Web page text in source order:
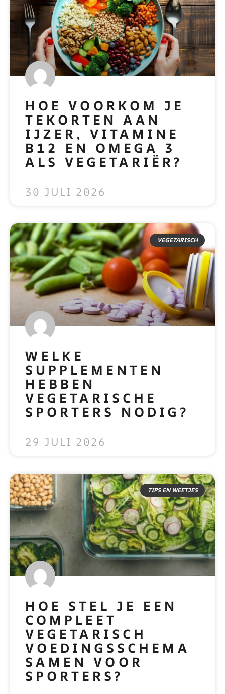
HOE VOORKOM JE
TEKORTEN AAN
IJZER, VITAMINE
B12 EN OMEGA 3
ALS VEGETARIËR?
30 JULI 2026
VEGETARISCH
WELKE
SUPPLEMENTEN
HEBBEN
VEGETARISCHE
SPORTERS NODIG?
29 JULI 2026
TIPS EN WEETJES
HOE STEL JE EEN
COMPLEET
VEGETARISCH
VOEDINGSSCHEMA
SAMEN VOOR
SPORTERS?